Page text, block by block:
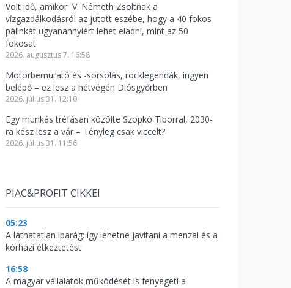
Volt idő, amikor V. Németh Zsoltnak a
vízgazdálkodásról az jutott eszébe, hogy a 40 fokos
pálinkát ugyanannyiért lehet eladni, mint az 50
fokosat
2026. augusztus 7. 16:58
Motorbemutató és -sorsolás, rocklegendák, ingyen
belépő – ez lesz a hétvégén Diósgyőrben
2026. július 31. 12:10
Egy munkás tréfásan közölte Szopkó Tiborral, 2030-
ra kész lesz a vár – Tényleg csak viccelt?
2026. július 31. 11:56
PIAC&PROFIT CIKKEI
05:23
A láthatatlan iparág: így lehetne javítani a menzai és a
kórházi étkeztetést
16:58
A magyar vállalatok működését is fenyegeti a